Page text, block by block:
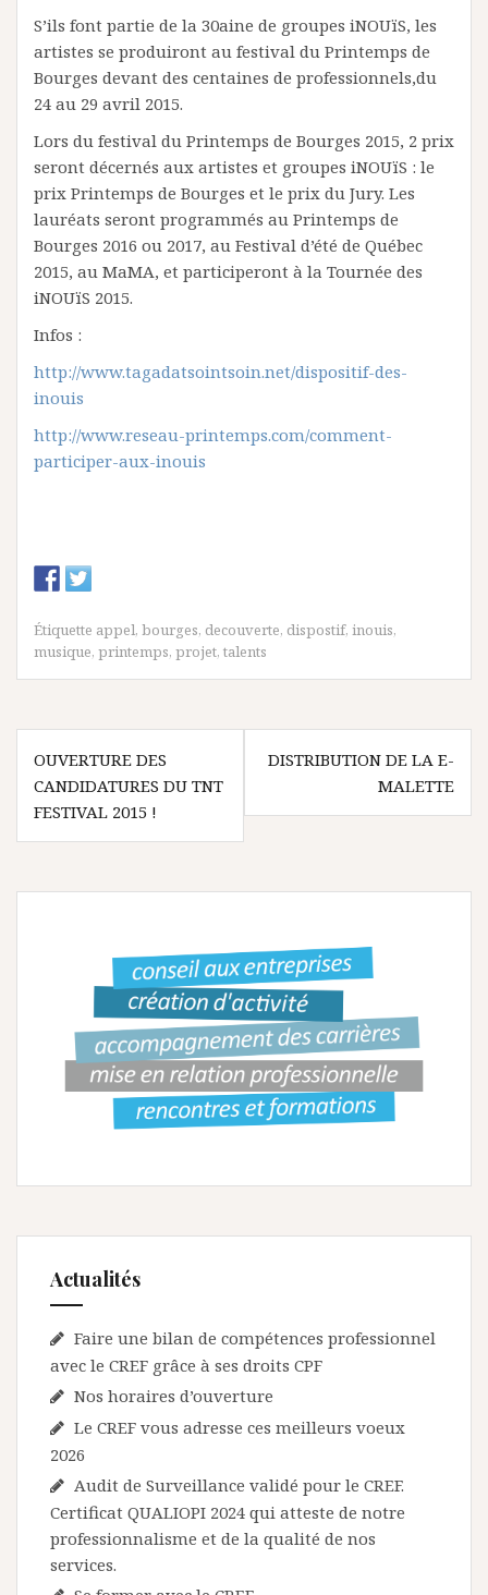
S’ils font partie de la 30aine de groupes iNOUïS, les
artistes se produiront au festival du Printemps de
Bourges devant des centaines de professionnels,du
24 au 29 avril 2015.
Lors du festival du Printemps de Bourges 2015, 2 prix
seront décernés aux artistes et groupes iNOUïS : le
prix Printemps de Bourges et le prix du Jury. Les
lauréats seront programmés au Printemps de
Bourges 2016 ou 2017, au Festival d’été de Québec
2015, au MaMA, et participeront à la Tournée des
iNOUïS 2015.
Infos :
http://www.tagadatsointsoin.net/dispositif-des-
inouis
http://www.reseau-printemps.com/comment-
participer-aux-inouis
Étiquette appel, bourges, decouverte, dispostif, inouis,
musique, printemps, projet, talents
N
v
l
’
OUVERTURE DES
CANDIDATURES DU TNT
FESTIVAL 2015 !
DISTRIBUTION DE LA E-
MALETTE
Actualités
Faire une bilan de compétences professionnel
avec le CREF grâce à ses droits CPF
Nos horaires d’ouverture
Le CREF vous adresse ces meilleurs voeux
2026
Audit de Surveillance validé pour le CREF.
Certificat QUALIOPI 2024 qui atteste de notre
professionnalisme et de la qualité de nos
services.